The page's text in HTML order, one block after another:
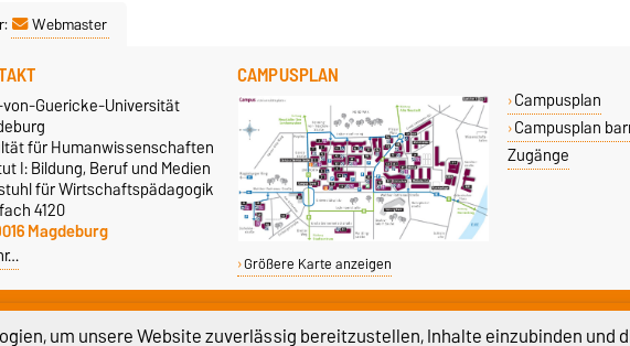
Webmaster
Guericke-Universität
für Humanwissenschaften
I: Bildung, Beruf und Medien
für Wirtschaftspädagogik
4120
Magdeburg
CAMPUSPLAN
Größere Karte anzeigen
Campusplan
Campusplan
Zugänge
DIESE SEITE
um unsere Website zuverlässig bereitzustellen, Inhalte einzubinden und